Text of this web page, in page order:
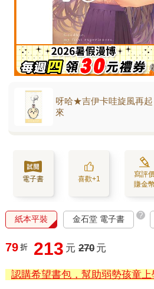
呀哈★吉伊卡哇旋風再起
來
電子書 喜歡+1
寫評
賺金
紙本平裝 金石堂 電子書 ?
79 折 213 元 270 元
認購希望書包，幫助弱勢孩童上